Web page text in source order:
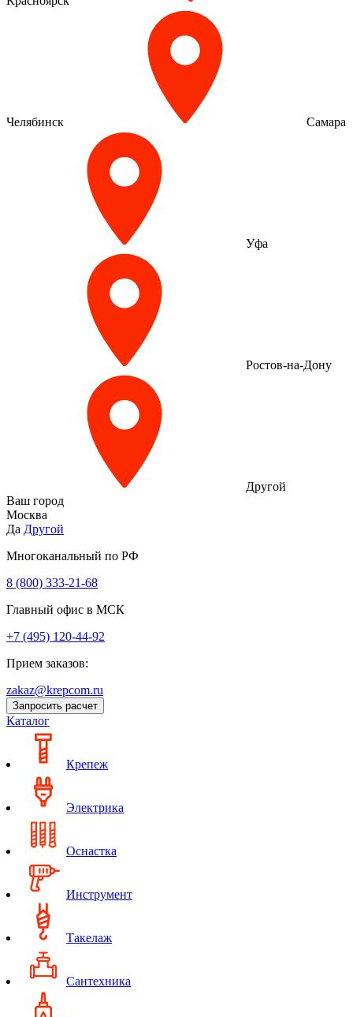
Челябинск Самара
Уфа
Ростов-на-Дону
Другой
Ваш город
Москва
Да Другой
Многоканальный по РФ
8 (800) 333‑21-68
Главный офис в МСК
+7 (495) 120-44-92
Прием заказов:
zakaz@krepcom.ru
Запросить расчет
Каталог
Крепеж
Электрика
Оснастка
Инструмент
Такелаж
Сантехника